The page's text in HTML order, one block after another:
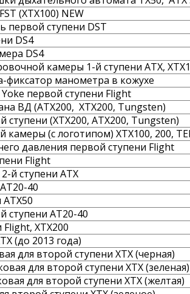
(XTX100) NEW
первой ступени DST
DS4
DS4
камеры 1-й ступени АТХ,
фиксатор манометра в кожухе
первой ступени Flight
ВД (ATX200, XTX200, Tungsten)
ступени (XTX200, ATX200, Tungsten)
камеры (с логотипом) XTX100, 200,
давления первой ступени Flight
Flight
й ступени ATX
40
ступени AT20-40
XTX200
(до 2013 года)
для второй ступени XTX (черная)
для второй ступени XTX (зеленая)
для второй ступени XTX (желтая)